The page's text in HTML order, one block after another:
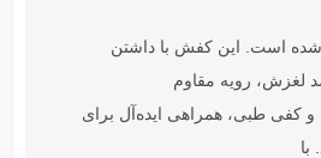
است. این کفش با داشتن
لغزش، رویه مقاوم
و کفی طبی، همراهی ایده‌آل برای